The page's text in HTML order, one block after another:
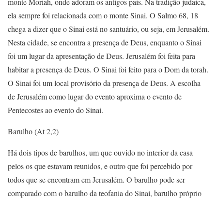
ela sempre foi relacionada com o monte Sinai. O Salmo 68, 18
chega a dizer que o Sinai está no santuário, ou seja, em Jerusalém.
Nesta cidade, se encontra a presença de Deus, enquanto o Sinai
foi um lugar da apresentação de Deus. Jerusalém foi feita para
habitar a presença de Deus. O Sinai foi feito para o Dom da torah.
O Sinai foi um local provisório da presença de Deus. A escolha
de Jerusalém como lugar do evento aproxima o evento de
Pentecostes ao evento do Sinai.
Barulho (At 2,2)
Há dois tipos de barulhos, um que ouvido no interior da casa
pelos os que estavam reunidos, e outro que foi percebido por
todos que se encontram em Jerusalém. O barulho pode ser
comparado com o barulho da teofania do Sinai, barulho próprio